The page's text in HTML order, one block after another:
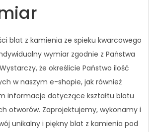
blat z kamienia ze spieku kwarcowego
wymiar zgodnie z Państwa
że określicie Państwo ilość
w naszym e-shopie, jak również
informacje dotyczące kształtu blatu
otworów. Zaprojektujemy, wykonamy i
unikalny i piękny blat z kamienia pod